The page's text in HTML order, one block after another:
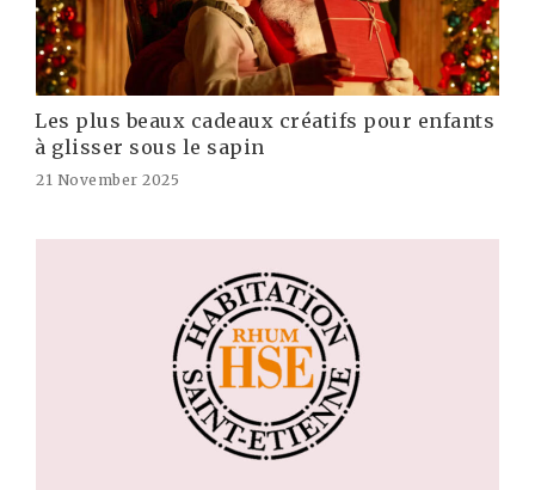
Les plus beaux cadeaux créatifs pour enfants
à glisser sous le sapin
21 November 2025